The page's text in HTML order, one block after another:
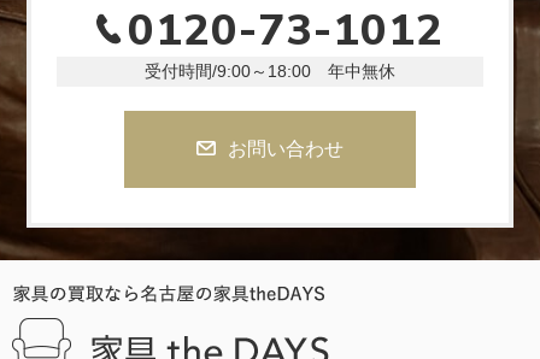
0120-73-1012
受付時間/9:00～18:00 年中無休
お問い合わせ